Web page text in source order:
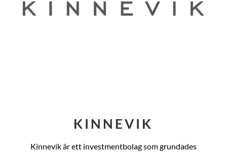
KINNEVIK
Kinnevik är ett investmentbolag som grundades